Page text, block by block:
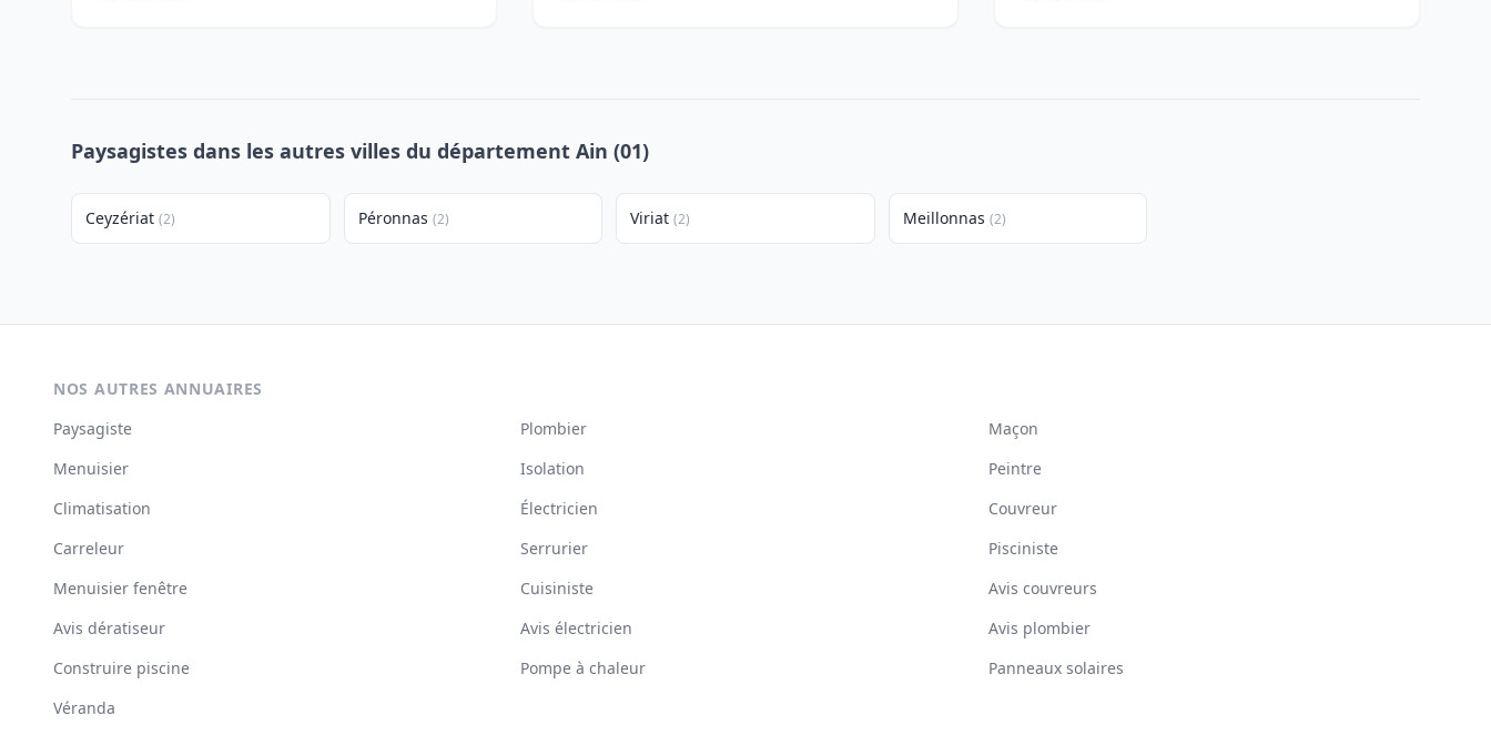
Paysagistes dans les autres villes du département Ain (01)
Ceyzériat (2) Péronnas (2) Viriat (2) Meillonnas (2)
NOS AUTRES ANNUAIRES
Paysagiste
Plombier
Maçon
Menuisier
Isolation
Peintre
Climatisation
Électricien
Couvreur
Carreleur
Serrurier
Pisciniste
Menuisier fenêtre
Cuisiniste
Avis couvreurs
Avis dératiseur
Avis électricien
Avis plombier
Construire piscine
Pompe à chaleur
Panneaux solaires
Véranda